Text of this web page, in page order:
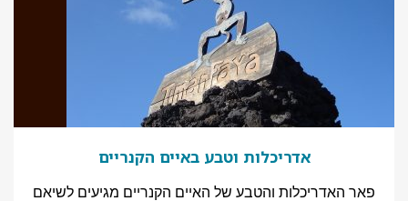
אדריכלות וטבע באיים הקנריים
פאר האדריכלות והטבע של האיים הקנריים מגיעים לשיאם